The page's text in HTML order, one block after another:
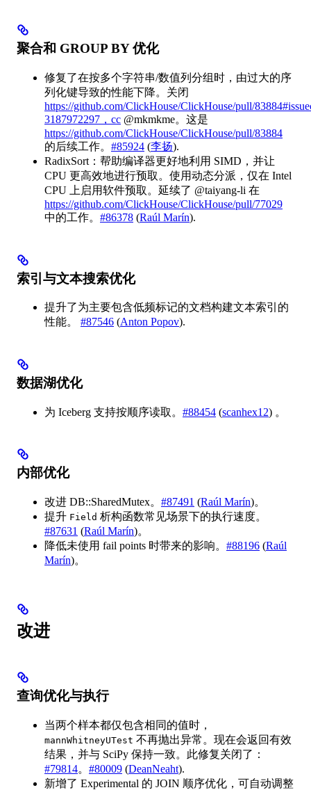
聚合和 GROUP BY 优化
修复了在按多个字符串/数值列分组时，由过大的序
列化键导致的性能下降。关闭
https://github.com/ClickHouse/ClickHouse/pull/
3187972297，cc @mkmkme。这是
https://github.com/ClickHouse/ClickHouse/pull/83884
的后续工作。 #85924 (李扬).
RadixSort：帮助编译器更好地利用 SIMD，并让
CPU 更高效地进行预取。使用动态分派，仅在 Intel
CPU 上启用软件预取。延续了 @taiyang-li 在
https://github.com/ClickHouse/ClickHouse/pull/77029
中的工作。 #86378 (Raúl Marín).
索引与文本搜索优化
提升了为主要包含低频标记的文档构建文本索引的
性能。 #87546 (Anton Popov).
数据湖优化
为 Iceberg 支持按顺序读取。 #88454 (scanhex12) 。
内部优化
改进 DB::SharedMutex。 #87491 (Raúl Marín)。
提升 Field 析构函数常见场景下的执行速度。
#87631 (Raúl Marín)。
降低未使用 fail points 时带来的影响。 #88196 (Raúl
Marín)。
改进
查询优化与执行
当两个样本都仅包含相同的值时，
mannWhitneyUTest 不再抛出异常。现在会返回有效
结果，并与 SciPy 保持一致。此修复关闭了：
#79814。 #80009 (DeanNeaht).
新增了 Experimental 的 JOIN 顺序优化，可自动调整